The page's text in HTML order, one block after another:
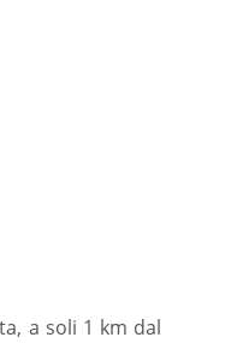
a soli 1 km dal